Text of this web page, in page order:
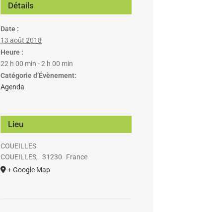
Détails
Date :
13 août 2018
Heure :
22 h 00 min - 2 h 00 min
Catégorie d’Évènement:
Agenda
Lieu
COUEILLES
COUEILLES, 31230
France
+ Google Map